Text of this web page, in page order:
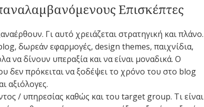
Επισκέπτες
Γι αυτό χρειάζεται στρατηγική και πλάνο.
δωρεάν εφαρμογές, design themes, παιχνίδια,
να δίνουν υπεραξία και να είναι μοναδικά. Ο
δεν πρόκειται να ξοδέψει το χρόνο του στο blog
αξιόλογες.
/ υπηρεσίας καθώς και του target group. Τι είναι